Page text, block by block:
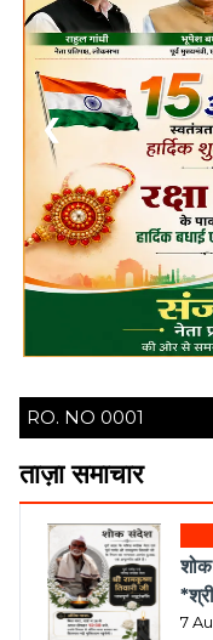
❮
RO. NO 0001
ताज़ा समाचार
शोक
7